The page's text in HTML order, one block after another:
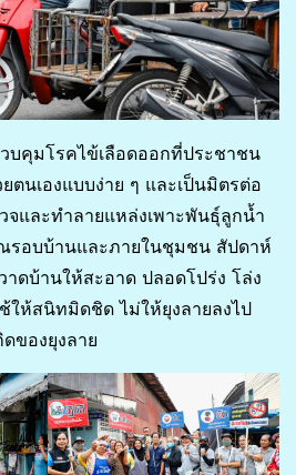
บคุมโรคไข้เลือดออกที่ประชาชน
ตนเองแบบง่าย ๆ และเป็นมิตรต่อ
จและทำลายแหล่งเพาะพันธุ์ลูกน้ำ
รอบบ้านและภายในชุมชน สัปดาห์
าดบ้านให้สะอาด ปลอดโปร่ง โล่ง
ให้สนิทมิดชิด ไม่ให้ยุงลายลงไป
ของยุงลาย